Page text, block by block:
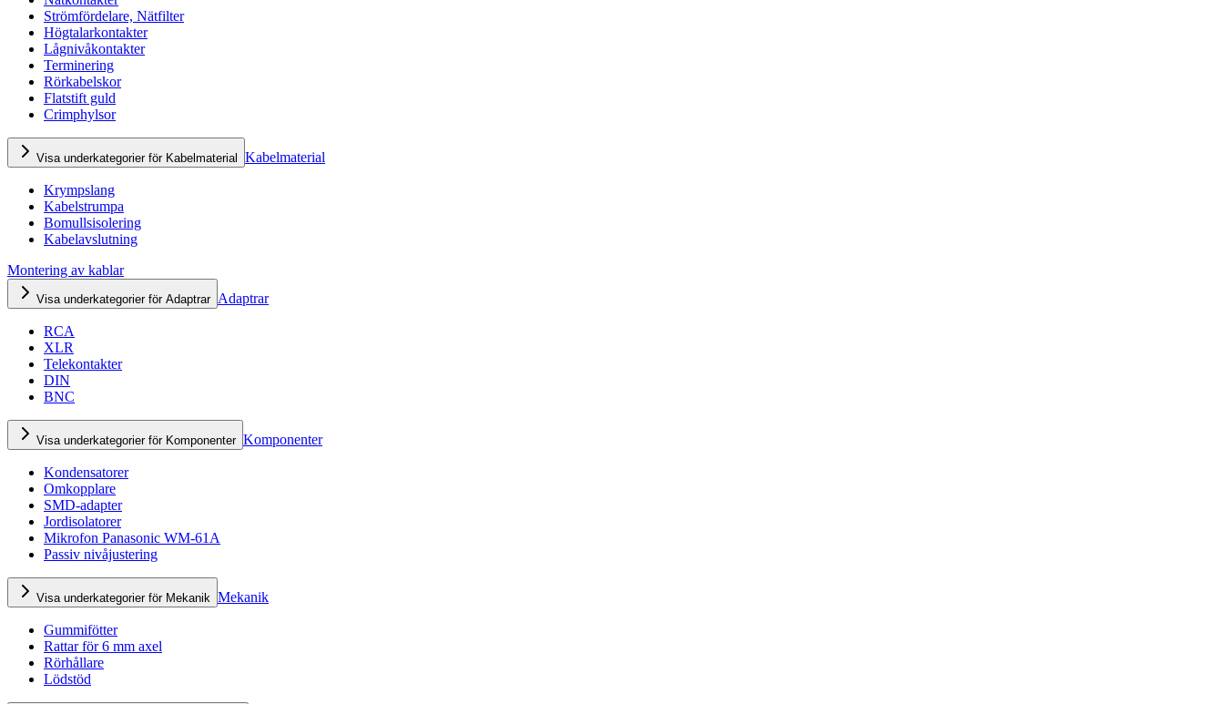
Strömfördelare, Nätfilter
Högtalarkontakter
Lågnivåkontakter
Terminering
Rörkabelskor
Flatstift guld
Crimphylsor
Visa underkategorier för Kabelmaterial Kabelmaterial
Krympslang
Kabelstrumpa
Bomullsisolering
Kabelavslutning
Montering av kablar
Visa underkategorier för Adaptrar Adaptrar
RCA
XLR
Telekontakter
DIN
BNC
Visa underkategorier för Komponenter Komponenter
Kondensatorer
Omkopplare
SMD-adapter
Jordisolatorer
Mikrofon Panasonic WM-61A
Passiv nivåjustering
Visa underkategorier för Mekanik Mekanik
Gummifötter
Rattar för 6 mm axel
Rörhållare
Lödstöd